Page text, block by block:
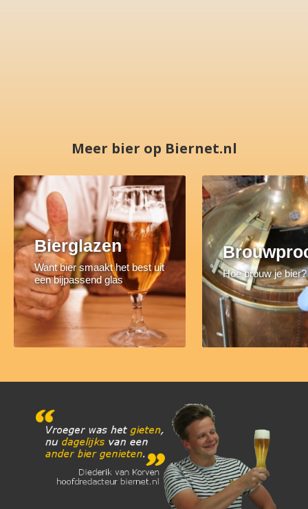
Meer bier op Biernet.nl
Bierglazen
Want bier smaakt het best uit
een bijpassend glas
Hoe brouw je bier?